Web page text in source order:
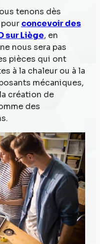
tenons dès
concevoir des
sur Liège, en
nous sera pas
pièces qui ont
à la chaleur ou à la
mécaniques,
création de
des